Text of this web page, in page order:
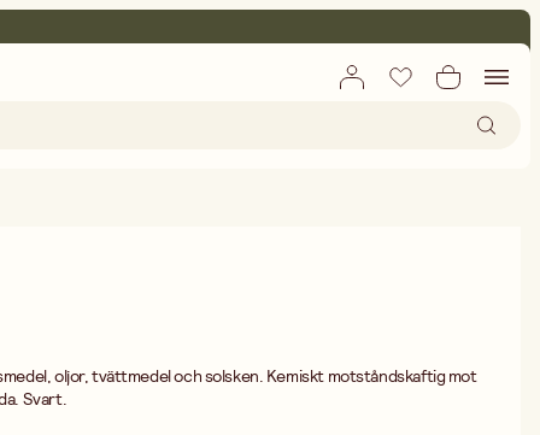
oljor, tvättmedel och solsken. Kemiskt motståndskaftig mot
Svart.